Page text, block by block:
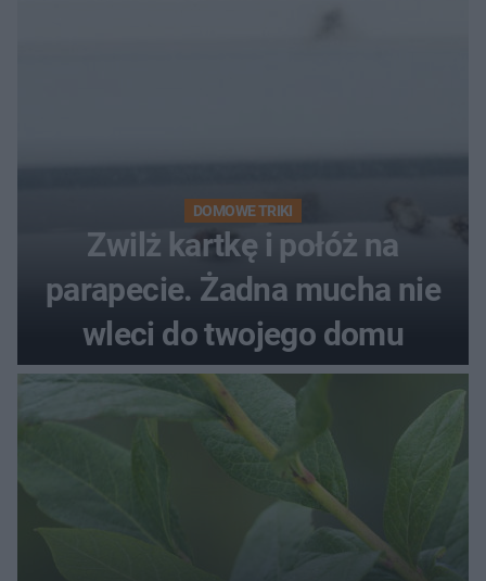
DOMOWE TRIKI
Zwilż kartkę i połóż na
parapecie. Żadna mucha nie
wleci do twojego domu